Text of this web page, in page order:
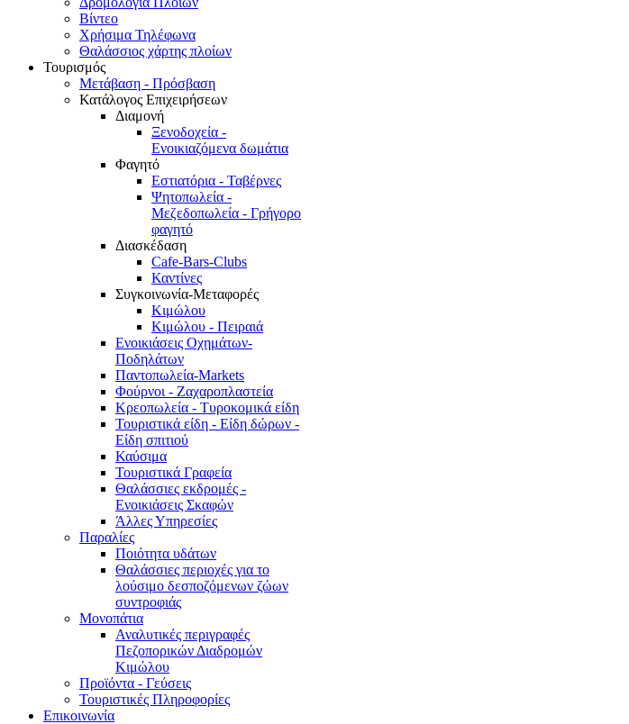
Βίντεο
Χρήσιμα Τηλέφωνα
Θαλάσσιος χάρτης πλοίων
Τουρισμός
Μετάβαση - Πρόσβαση
Κατάλογος Επιχειρήσεων
Διαμονή
Ξενοδοχεία -
Ενοικιαζόμενα δωμάτια
Φαγητό
Εστιατόρια - Ταβέρνες
Ψητοπωλεία -
Μεζεδοπωλεία - Γρήγορο
φαγητό
Διασκέδαση
Cafe-Bars-Clubs
Καντίνες
Συγκοινωνία-Μεταφορές
Κιμώλου
Κιμώλου - Πειραιά
Ενοικιάσεις Οχημάτων-
Ποδηλάτων
Παντοπωλεία-Markets
Φούρνοι - Ζαχαροπλαστεία
Κρεοπωλεία - Τυροκομικά είδη
Τουριστικά είδη - Είδη δώρων -
Είδη σπιτιού
Καύσιμα
Τουριστικά Γραφεία
Θαλάσσιες εκδρομές -
Ενοικιάσεις Σκαφών
Άλλες Υπηρεσίες
Παραλίες
Ποιότητα υδάτων
Θαλάσσιες περιοχές για το
λούσιμο δεσποζόμενων ζώων
συντροφιάς
Μονοπάτια
Αναλυτικές περιγραφές
Πεζοπορικών Διαδρομών
Κιμώλου
Προϊόντα - Γεύσεις
Τουριστικές Πληροφορίες
Επικοινωνία